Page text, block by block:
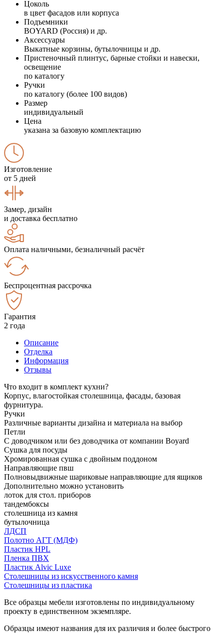
Цоколь
в цвет фасадов или корпуса
Подъемники
BOYARD (Россия) и др.
Аксессуары
Выкатные корзины, бутылочницы и др.
Пристеночный плинтус, барные стойки и навески,
освещение
по каталогу
Ручки
по каталогу (более 100 видов)
Размер
индивидуальный
Цена
указана за базовую комплектацию
Изготовление
от 5 дней
Замер, дизайн
и доставка бесплатно
Оплата наличными, безналичный расчёт
Беспроцентная рассрочка
Гарантия
2 года
Описание
Отделка
Информация
Отзывы
Что входит в комплект кухни?
Корпус, влагостойкая столешница, фасады, базовая
фурнитура.
Ручки
Различные варианты дизайна и материала на выбор
Петли
С доводчиком или без доводчика от компании Boyard
Сушка для посуды
Хромированная сушка с двойным поддоном
Направляющие пвш
Полновыдвижные шариковые направляющие для ящиков
Дополнительно можно установить
лоток для стол. приборов
тандембоксы
столешница из камня
бутылочница
ЛДСП
Полотно АГТ (МДФ)
Пластик HPL
Пленка ПВХ
Пластик Alvic Luxe
Столешницы из искусственного камня
Столешницы из пластика
Все образцы мебели изготовлены по индивидуальному
проекту в единственном экземпляре.
Образцы имеют названия для их различия и более быстрого